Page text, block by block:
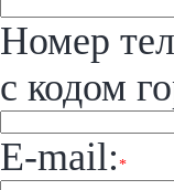
Номер
с кодом
E-mail: *